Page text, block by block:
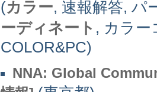
(カラー, 速報解答, パ
ーディネート , カラ
COLOR&PC)
NNA: Global